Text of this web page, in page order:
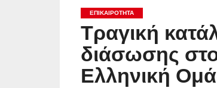
ΕΠΙΚΑΙΡΟΤΗΤΑ
Τραγική
διάσωσης
Ελληνική